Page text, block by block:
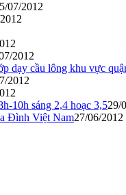
07/2012
2012
dạy cầu lông khu vực
2012
10h sáng 2,4 hoạc 3,529/
Đình Việt Nam27/06/2012